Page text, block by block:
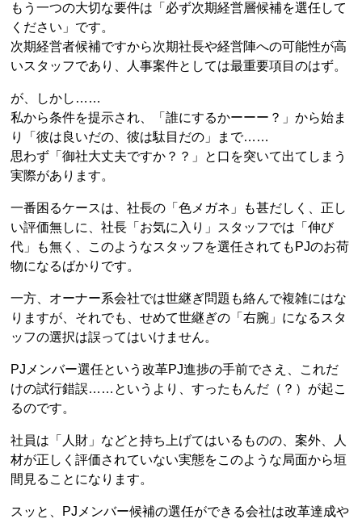
もう一つの大切な要件は「必ず次期経営層候補を選任して
ください」です。
次期経営者候補ですから次期社長や経営陣への可能性が高
いスタッフであり、人事案件としては最重要項目のはず。
が、しかし……
私から条件を提示され、「誰にするかーーー？」から始ま
り「彼は良いだの、彼は駄目だの」まで……
思わず「御社大丈夫ですか？？」と口を突いて出てしまう
実際があります。
一番困るケースは、社長の「色メガネ」も甚だしく、正し
い評価無しに、社長「お気に入り」スタッフでは「伸び
代」も無く、このようなスタッフを選任されてもPJのお荷
物になるばかりです。
一方、オーナー系会社では世継ぎ問題も絡んで複雑にはな
りますが、それでも、せめて世継ぎの「右腕」になるスタ
ッフの選択は誤ってはいけません。
PJメンバー選任という改革PJ進捗の手前でさえ、これだ
けの試行錯誤……というより、すったもんだ（？）が起こ
るのです。
社員は「人財」などと持ち上げてはいるものの、案外、人
材が正しく評価されていない実態をこのような局面から垣
間見ることになります。
スッと、PJメンバー候補の選任ができる会社は改革達成や